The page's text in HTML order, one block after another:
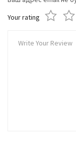
Your rating